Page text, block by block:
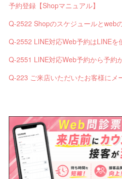
予約登録【Shopマニュアル】
Q-223 ご来店いただいたお客様にメ